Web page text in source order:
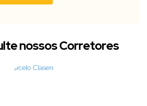
nossos Corretores